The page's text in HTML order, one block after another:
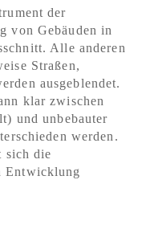
der
von Gebäuden in
Alle anderen
Straßen,
ausgeblendet.
klar zwischen
und unbebauter
werden.
sich die
Entwicklung